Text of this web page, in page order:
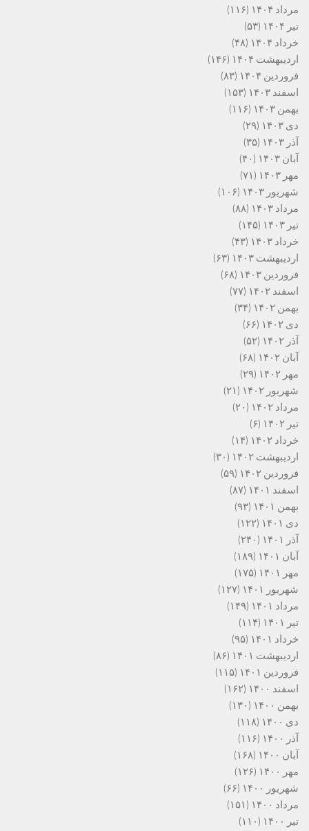
مرداد ۱۴۰۴
(۱۱۶)
تیر ۱۴۰۴
(۵۳)
خرداد ۱۴۰۴
(۴۸)
اردیبهشت ۱۴۰۴
(۱۴۶)
فروردین ۱۴۰۴
(۸۳)
اسفند ۱۴۰۳
(۱۵۳)
بهمن ۱۴۰۳
(۱۱۶)
دی ۱۴۰۳
(۲۹)
آذر ۱۴۰۳
(۳۵)
آبان ۱۴۰۳
(۴۰)
مهر ۱۴۰۳
(۷۱)
شهریور ۱۴۰۳
(۱۰۶)
مرداد ۱۴۰۳
(۸۸)
تیر ۱۴۰۳
(۱۴۵)
خرداد ۱۴۰۳
(۴۳)
اردیبهشت ۱۴۰۳
(۶۳)
فروردین ۱۴۰۳
(۶۸)
اسفند ۱۴۰۲
(۷۷)
بهمن ۱۴۰۲
(۳۴)
دی ۱۴۰۲
(۶۶)
آذر ۱۴۰۲
(۵۲)
آبان ۱۴۰۲
(۶۸)
مهر ۱۴۰۲
(۲۹)
شهریور ۱۴۰۲
(۲۱)
مرداد ۱۴۰۲
(۲۰)
تیر ۱۴۰۲
(۶)
خرداد ۱۴۰۲
(۱۴)
اردیبهشت ۱۴۰۲
(۳۰)
فروردین ۱۴۰۲
(۵۹)
اسفند ۱۴۰۱
(۸۷)
بهمن ۱۴۰۱
(۹۳)
دی ۱۴۰۱
(۱۲۲)
آذر ۱۴۰۱
(۲۴۰)
آبان ۱۴۰۱
(۱۸۹)
مهر ۱۴۰۱
(۱۷۵)
شهریور ۱۴۰۱
(۱۲۷)
مرداد ۱۴۰۱
(۱۴۹)
تیر ۱۴۰۱
(۱۱۴)
خرداد ۱۴۰۱
(۹۵)
اردیبهشت ۱۴۰۱
(۸۶)
فروردین ۱۴۰۱
(۱۱۵)
اسفند ۱۴۰۰
(۱۶۲)
بهمن ۱۴۰۰
(۱۳۰)
دی ۱۴۰۰
(۱۱۸)
آذر ۱۴۰۰
(۱۱۶)
آبان ۱۴۰۰
(۱۶۸)
مهر ۱۴۰۰
(۱۲۶)
شهریور ۱۴۰۰
(۶۶)
مرداد ۱۴۰۰
(۱۵۱)
تیر ۱۴۰۰
(۱۱۰)